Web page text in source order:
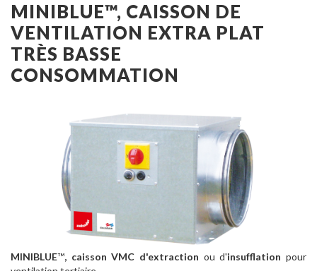
MINIBLUE™, CAISSON DE
VENTILATION EXTRA PLAT
TRÈS BASSE
CONSOMMATION
MINIBLUE™, caisson VMC d'extraction ou d'insufflation pour